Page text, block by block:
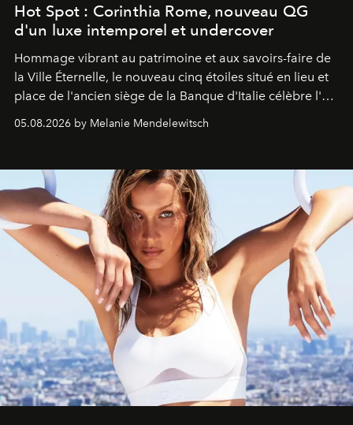
Hot Spot : Corinthia Rome, nouveau QG
d'un luxe intemporel et undercover
Hommage vibrant au patrimoine et aux savoirs-faire de
la Ville Éternelle, le nouveau cinq étoiles situé en lieu et
place de l'ancien siège de la Banque d'Italie célèbre l'art
de vivre Romain dans toute son élégance intemporelle.
05.08.2026 by Melanie Mendelewitsch